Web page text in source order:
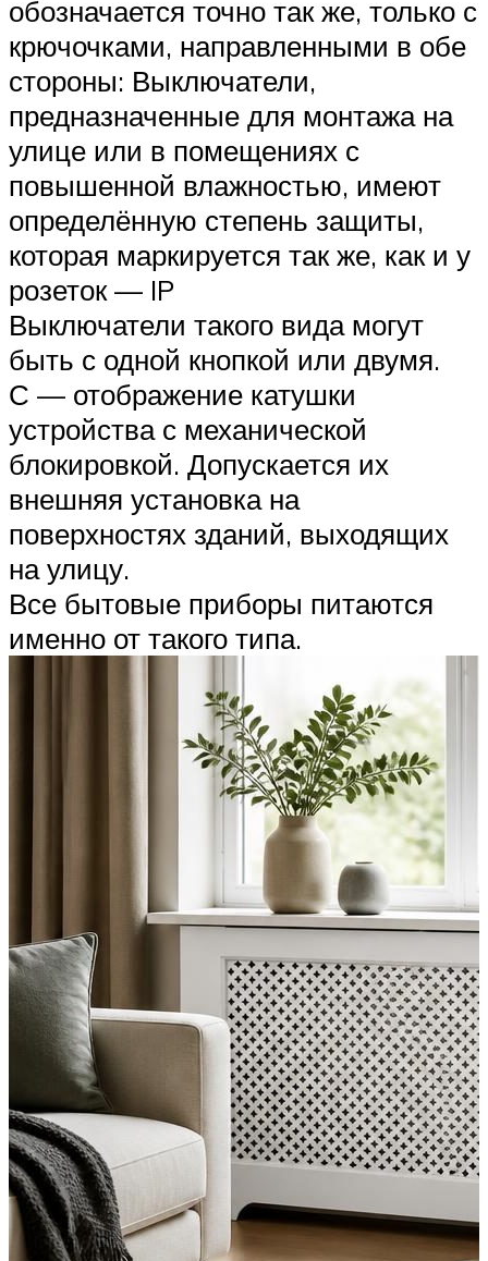
обозначается точно так же, только с
крючочками, направленными в обе
стороны: Выключатели,
предназначенные для монтажа на
улице или в помещениях с
повышенной влажностью, имеют
определённую степень защиты,
которая маркируется так же, как и у
розеток — IP
Выключатели такого вида могут
быть с одной кнопкой или двумя.
С — отображение катушки
устройства с механической
блокировкой. Допускается их
внешняя установка на
поверхностях зданий, выходящих
на улицу.
Все бытовые приборы питаются
именно от такого типа.